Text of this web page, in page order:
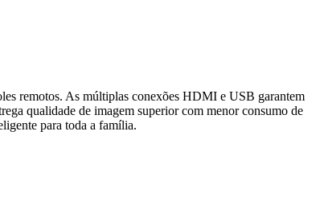
remotos. As múltiplas conexões HDMI e USB garantem
qualidade de imagem superior com menor consumo de
para toda a família.